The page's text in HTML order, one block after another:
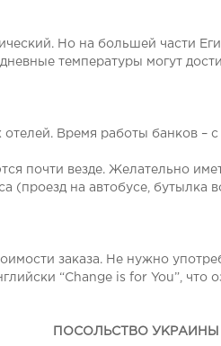
Но на большей части
температуры могут
Время работы банков – с
почти везде. Желательно
(проезд на автобусе, бутылка
заказа. Не нужно
“Change is for You”, что
ПОСОЛЬСТВО УКРАИНЫ